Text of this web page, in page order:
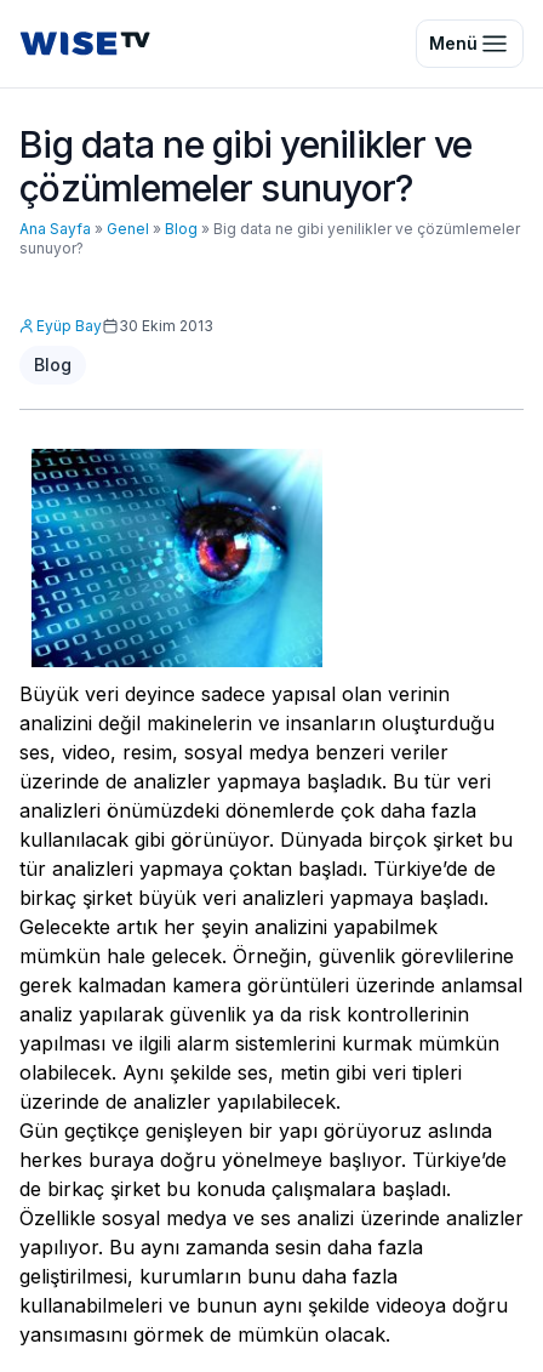
Wise TV Menü
Big data ne gibi yenilikler ve
çözümlemeler sunuyor?
Ana Sayfa » Genel » Blog » Big data ne gibi yenilikler ve çözümlemeler
sunuyor?
Eyüp Bay 30 Ekim 2013
Blog
Büyük veri deyince sadece yapısal olan verinin
analizini değil makinelerin ve insanların oluşturduğu
ses, video, resim, sosyal medya benzeri veriler
üzerinde de analizler yapmaya başladık. Bu tür veri
analizleri önümüzdeki dönemlerde çok daha fazla
kullanılacak gibi görünüyor. Dünyada birçok şirket bu
tür analizleri yapmaya çoktan başladı. Türkiye’de de
birkaç şirket büyük veri analizleri yapmaya başladı.
Gelecekte artık her şeyin analizini yapabilmek
mümkün hale gelecek. Örneğin, güvenlik görevlilerine
gerek kalmadan kamera görüntüleri üzerinde anlamsal
analiz yapılarak güvenlik ya da risk kontrollerinin
yapılması ve ilgili alarm sistemlerini kurmak mümkün
olabilecek. Aynı şekilde ses, metin gibi veri tipleri
üzerinde de analizler yapılabilecek.
Gün geçtikçe genişleyen bir yapı görüyoruz aslında
herkes buraya doğru yönelmeye başlıyor. Türkiye’de
de birkaç şirket bu konuda çalışmalara başladı.
Özellikle sosyal medya ve ses analizi üzerinde analizler
yapılıyor. Bu aynı zamanda sesin daha fazla
geliştirilmesi, kurumların bunu daha fazla
kullanabilmeleri ve bunun aynı şekilde videoya doğru
yansımasını görmek de mümkün olacak.